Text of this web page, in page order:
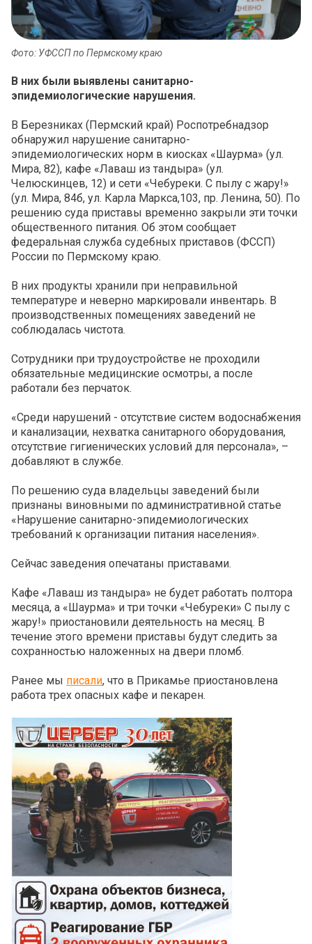
Фото: УФССП по Пермскому краю
В них были выявлены санитарно-
эпидемиологические нарушения.
В Березниках (Пермский край) Роспотребнадзор
обнаружил нарушение санитарно-
эпидемиологических норм в киосках «Шаурма» (ул.
Мира, 82), кафе «Лаваш из тандыра» (ул.
Челюскинцев, 12) и сети «Чебуреки. С пылу с жару!»
(ул. Мира, 84б, ул. Карла Маркса,103, пр. Ленина, 50). По
решению суда приставы временно закрыли эти точки
общественного питания. Об этом сообщает
федеральная служба судебных приставов (ФССП)
России по Пермскому краю.
В них продукты хранили при неправильной
температуре и неверно маркировали инвентарь. В
производственных помещениях заведений не
соблюдалась чистота.
Сотрудники при трудоустройстве не проходили
обязательные медицинские осмотры, а после
работали без перчаток.
«Среди нарушений - отсутствие систем водоснабжения
и канализации, нехватка санитарного оборудования,
отсутствие гигиенических условий для персонала», –
добавляют в службе.
По решению суда владельцы заведений были
признаны виновными по административной статье
«Нарушение санитарно-эпидемиологических
требований к организации питания населения».
Сейчас заведения опечатаны приставами.
Кафе «Лаваш из тандыра» не будет работать полтора
месяца, а «Шаурма» и три точки «Чебуреки» С пылу с
жару!» приостановили деятельность на месяц. В
течение этого времени приставы будут следить за
сохранностью наложенных на двери пломб.
Ранее мы писали, что в Прикамье приостановлена
работа трех опасных кафе и пекарен.